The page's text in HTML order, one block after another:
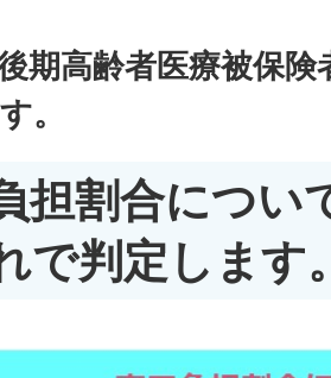
期高齢者医療被保
。
担割合につい
で判定します